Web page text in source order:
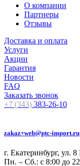
О компании
Партнеры
Отзывы
Доставка и оплата
Услуги
Акции
Гарантия
Новости
FAQ
Заказать звонок
+7 (343) 383-26-10
zakaz+web@ptc-import.ru
г. Екатеринбург, ул.
Пн. – Сб.: с 8:00 до